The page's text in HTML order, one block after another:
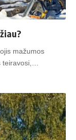
mažumos
teiravosi,…